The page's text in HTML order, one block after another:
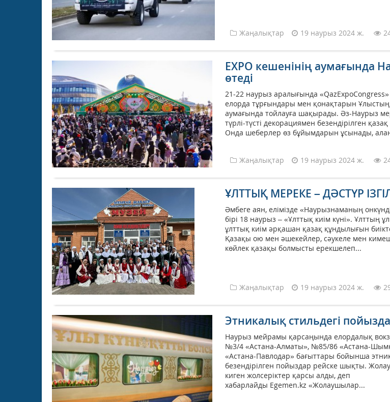
Жаңалықтар 19 наурыз 2024 ж.
EXPO кешенінің аумағында
өтеді
21-22 наурыз аралығында
елорда тұрғындары мен қонақтарын Ұлыстың
аумағында тойлауға шақырады. Әз-Наурыз
түрлі-түсті декорациямен безендірілген
Онда шеберлер өз бұйымдарын ұсынады,
Жаңалықтар 19 наурыз 2024 ж.
ҰЛТТЫҚ МЕРЕКЕ – ДӘСТҮР
Әмбеге аян, елімізде «Наурызнаманың
бірі 18 наурыз – «Ұлттық киім күні».
ұлттық киім әрқашан қазақ құндылығын
Қазақы ою мен әшекейлер, сәукеле мен
көйлек қазақы болмысты ерекшелеп...
Жаңалықтар 19 наурыз 2024 ж.
Этникалық стильдегі
Наурыз мейрамы қарсаңында елордалық
№3/4 «Астана-Алматы», №85/86 «Астана-
«Астана-Павлодар» бағыттары бойынша
безендірілген пойыздар рейске шықты.
киген жолсеріктер қарсы алды, деп
хабарлайды Egemen.kz «Жолаушылар...